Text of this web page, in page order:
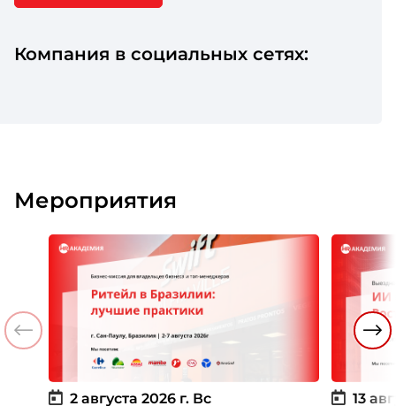
Компания в социальных сетях:
Мероприятия
2 августа 2026 г. Вс 13